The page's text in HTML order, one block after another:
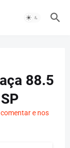
88.5
e nos